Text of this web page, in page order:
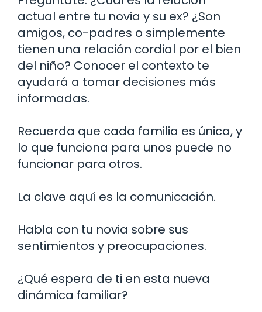
actual entre tu novia y su ex? ¿Son
amigos, co-padres o simplemente
tienen una relación cordial por el bien
del niño? Conocer el contexto te
ayudará a tomar decisiones más
informadas.
Recuerda que cada familia es única, y
lo que funciona para unos puede no
funcionar para otros.
La clave aquí es la comunicación.
Habla con tu novia sobre sus
sentimientos y preocupaciones.
¿Qué espera de ti en esta nueva
dinámica familiar?